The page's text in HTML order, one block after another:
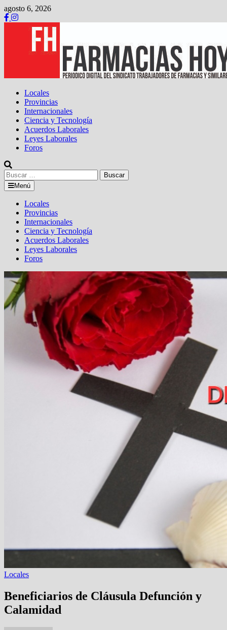
Saltar
al
contenido
agosto 6, 2026
Locales
Provincias
Internacionales
Ciencia y Tecnología
Acuerdos Laborales
Leyes Laborales
Foros
Buscar:
Menú
Locales
Provincias
Internacionales
Ciencia y Tecnología
Acuerdos Laborales
Leyes Laborales
Foros
Locales
Beneficiarios de Cláusula Defunción y
Calamidad